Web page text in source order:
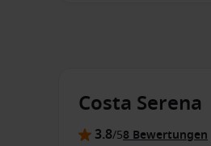
Costa Serena
3.8/58 Bewertungen